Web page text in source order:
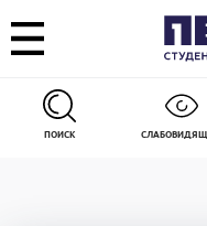
ПОИСК